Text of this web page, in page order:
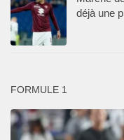
déjà une
FORMULE 1